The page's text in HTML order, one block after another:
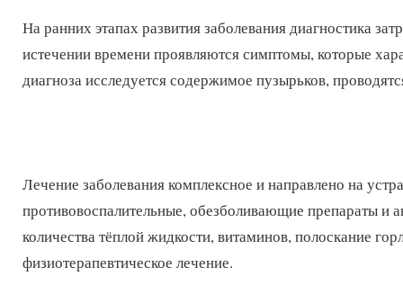
На ранних этапах развития заболевания диагностика
истечении времени проявляются симптомы, которые
диагноза исследуется содержимое пузырьков,
Лечение заболевания комплексное и направлено на
противовоспалительные, обезболивающие препараты и
количества тёплой жидкости, витаминов, полоскание
физиотерапевтическое лечение.